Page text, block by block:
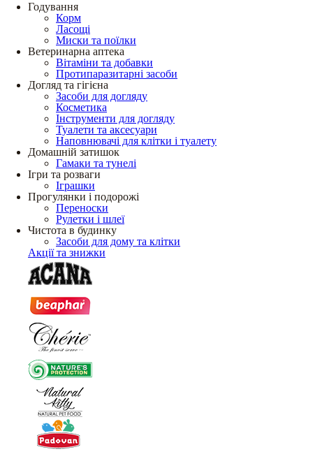
Годування
Корм
Ласощі
Миски та поїлки
Ветеринарна аптека
Вітаміни та добавки
Протипаразитарні засоби
Догляд та гігієна
Засоби для догляду
Косметика
Інструменти для догляду
Туалети та аксесуари
Наповнювачі для клітки і туалету
Домашній затишок
Гамаки та тунелі
Ігри та розваги
Іграшки
Прогулянки і подорожі
Переноски
Рулетки і шлеї
Чистота в будинку
Засоби для дому та клітки
Акції та знижки